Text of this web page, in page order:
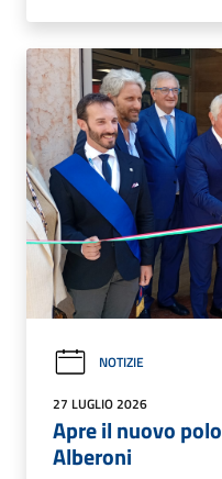
NOTIZIE
27 LUGLIO 2026
Apre il nuovo
Alberoni